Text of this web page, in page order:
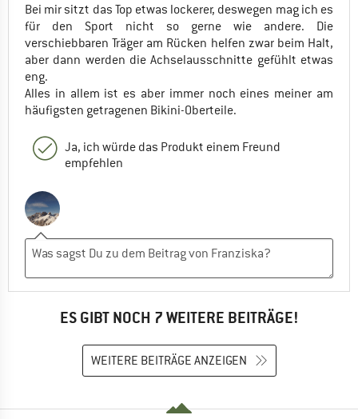
Bei mir sitzt das Top etwas lockerer, deswegen mag ich es
für den Sport nicht so gerne wie andere. Die
verschiebbaren Träger am Rücken helfen zwar beim Halt,
aber dann werden die Achselausschnitte gefühlt etwas
eng.
Alles in allem ist es aber immer noch eines meiner am
häufigsten getragenen Bikini-Oberteile.
Ja, ich würde das Produkt einem Freund
empfehlen
ES GIBT NOCH 7 WEITERE BEITRÄGE!
WEITERE BEITRÄGE ANZEIGEN